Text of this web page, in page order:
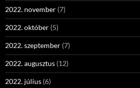
2022. november (7)
2022. október (5)
2022. szeptember (7)
2022. augusztus (12)
2022. július (6)